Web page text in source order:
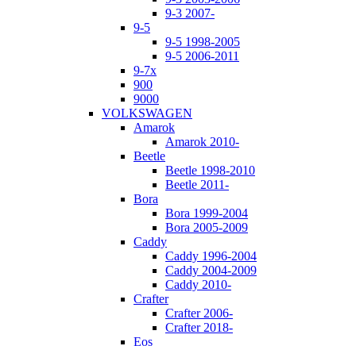
9-3 2007-
9-5
9-5 1998-2005
9-5 2006-2011
9-7x
900
9000
VOLKSWAGEN
Amarok
Amarok 2010-
Beetle
Beetle 1998-2010
Beetle 2011-
Bora
Bora 1999-2004
Bora 2005-2009
Caddy
Caddy 1996-2004
Caddy 2004-2009
Caddy 2010-
Crafter
Crafter 2006-
Crafter 2018-
Eos